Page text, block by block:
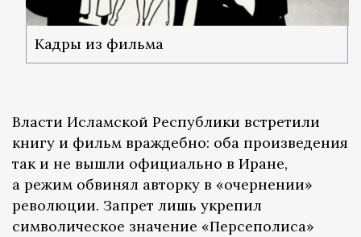
Кадры из фильма
Власти Исламской Республики встретили
книгу и фильм враждебно: оба произведения
так и не вышли официально в Иране,
а режим обвинял авторку в «очернении»
революции. Запрет лишь укрепил
символическое значение «Персеполиса»